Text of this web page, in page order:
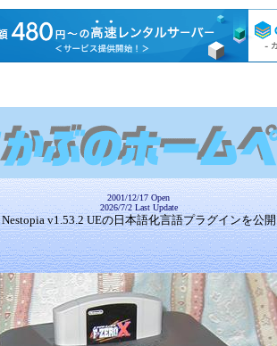
2001/12/17 Open
2026/7/2 Last Update
Nestopia v1.53.2 UEの日本語化言語プラグインを公開